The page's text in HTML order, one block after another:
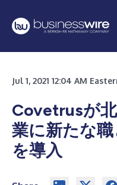
Jul 1, 2021 12:04 AM
Covetrusが
業に新たな
を導入